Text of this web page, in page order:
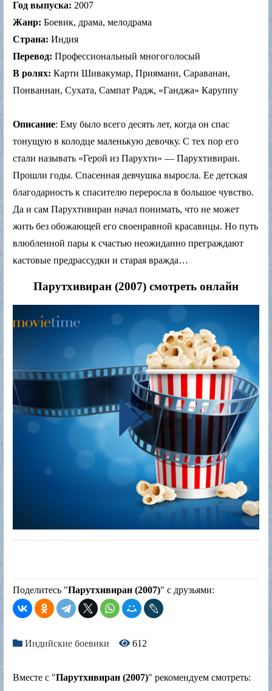
Год выпуска: 2007
Жанр: Боевик, драма, мелодрама
Страна: Индия
Перевод: Профессиональный многоголосый
В ролях: Карти Шивакумар, Приямани, Сараванан,
Понваннан, Сухата, Сампат Радж, «Ганджа» Каруппу
Описание: Ему было всего десять лет, когда он спас
тонущую в колодце маленькую девочку. С тех пор его
стали называть «Герой из Парухти» — Парухтивиран.
Прошли годы. Спасенная девчушка выросла. Ее детская
благодарность к спасителю переросла в большое чувство.
Да и сам Парухтивиран начал понимать, что не может
жить без обожающей его своенравной красавицы. Но путь
влюбленной пары к счастью неожиданно преграждают
кастовые предрассудки и старая вражда…
Парутхивиран (2007) смотреть онлайн
Поделитесь "Парутхивиран (2007)" с друзьями:
Индийские боевики 612
Вместе с "Парутхивиран (2007)" рекомендуем смотреть: